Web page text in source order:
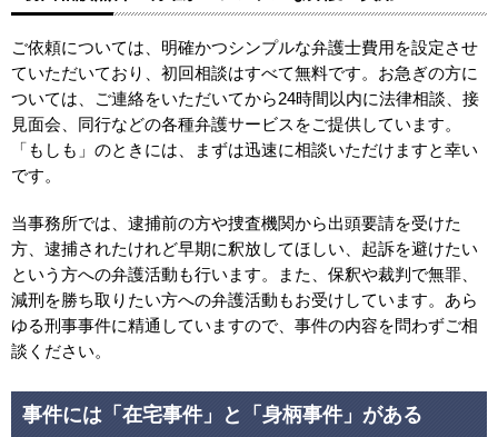
ご依頼については、明確かつシンプルな弁護士費用を設定させ
ていただいており、初回相談はすべて無料です。お急ぎの方に
ついては、ご連絡をいただいてから24時間以内に法律相談、接
見面会、同行などの各種弁護サービスをご提供しています。
「もしも」のときには、まずは迅速に相談いただけますと幸い
です。
当事務所では、逮捕前の方や捜査機関から出頭要請を受けた
方、逮捕されたけれど早期に釈放してほしい、起訴を避けたい
という方への弁護活動も行います。また、保釈や裁判で無罪、
減刑を勝ち取りたい方への弁護活動もお受けしています。あら
ゆる刑事事件に精通していますので、事件の内容を問わずご相
談ください。
事件には「在宅事件」と「身柄事件」がある